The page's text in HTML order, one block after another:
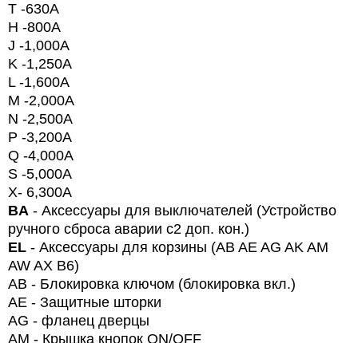
T -630A
H -800A
J -1,000A
K -1,250A
L -1,600A
M -2,000A
N -2,500A
P -3,200A
Q -4,000A
S -5,000A
X- 6,300A
BA - Аксессуары для выключателей (Устройство
ручного сброса аварии с2 доп. кон.)
EL - Аксессуары для корзины (AB AE AG AK AM
AW AX B6)
АВ - Блокировка ключом (блокировка вкл.)
АЕ - Защитные шторки
AG - фланец дверцы
AM - Крышка кнопок ON/OFF